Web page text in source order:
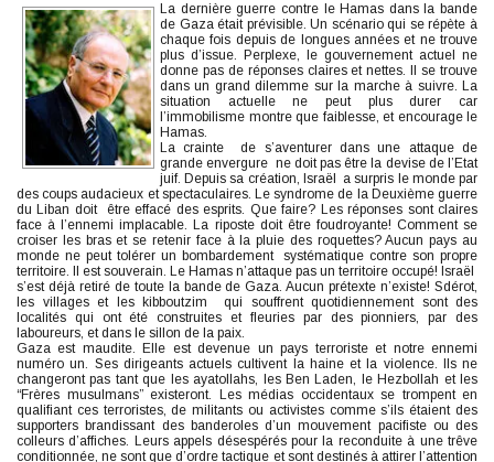
La dernière guerre contre le Hamas dans la bande
de Gaza était prévisible. Un scénario qui se répète à
chaque fois depuis de longues années et ne trouve
plus d’issue. Perplexe, le gouvernement actuel ne
donne pas de réponses claires et nettes. Il se trouve
dans un grand dilemme sur la marche à suivre. La
situation actuelle ne peut plus durer car
l’immobilisme montre que faiblesse, et encourage le
Hamas.
La crainte de s’aventurer dans une attaque de
grande envergure ne doit pas être la devise de l’Etat
juif. Depuis sa création, Israël a surpris le monde par
des coups audacieux et spectaculaires. Le syndrome de la Deuxième guerre
du Liban doit être effacé des esprits. Que faire? Les réponses sont claires
face à l’ennemi implacable. La riposte doit être foudroyante! Comment se
croiser les bras et se retenir face à la pluie des roquettes? Aucun pays au
monde ne peut tolérer un bombardement systématique contre son propre
territoire. Il est souverain. Le Hamas n’attaque pas un territoire occupé! Israël
s’est déjà retiré de toute la bande de Gaza. Aucun prétexte n’existe! Sdérot,
les villages et les kibboutzim qui souffrent quotidiennement sont des
localités qui ont été construites et fleuries par des pionniers, par des
laboureurs, et dans le sillon de la paix.
Gaza est maudite. Elle est devenue un pays terroriste et notre ennemi
numéro un. Ses dirigeants actuels cultivent la haine et la violence. Ils ne
changeront pas tant que les ayatollahs, les Ben Laden, le Hezbollah et les
“Frères musulmans” existeront. Les médias occidentaux se trompent en
qualifiant ces terroristes, de militants ou activistes comme s’ils étaient des
supporters brandissant des banderoles d’un mouvement pacifiste ou des
colleurs d’affiches. Leurs appels désespérés pour la reconduite à une trêve
conditionnée, ne sont que d’ordre tactique et sont destinés à attirer l’attention